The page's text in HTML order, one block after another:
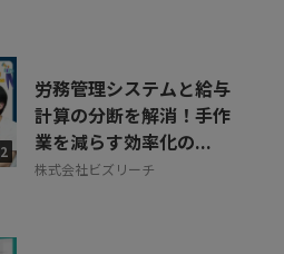
労務管理システムと給与
計算の分断を解消！手作
業を減らす効率化の...
株式会社ビズリーチ